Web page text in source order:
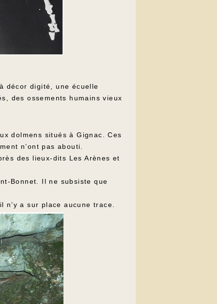
décor digité, une écuelle
des ossements humains vieux
dolmens situés à Gignac. Ces
n’ont pas abouti.
des lieux-dits Les Arènes et
Bonnet. Il ne subsiste que
a sur place aucune trace.